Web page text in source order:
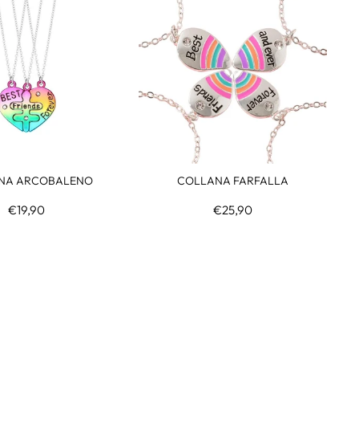
ARCOBALENO
€19,90
COLLANA FARFALLA
€25,90